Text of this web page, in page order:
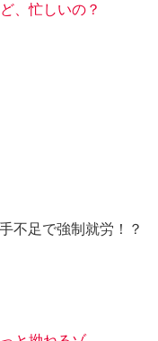
、忙しいの？
不足で強制就労！？